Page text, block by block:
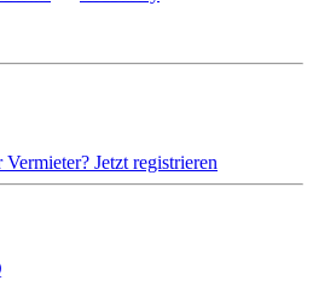
Vermieter? Jetzt registrieren